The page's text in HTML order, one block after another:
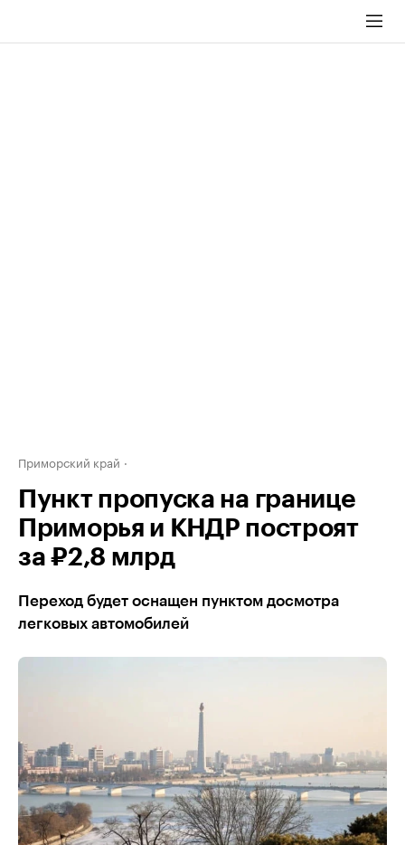
Приморский край
Пункт пропуска на границе
Приморья и КНДР построят
за ₽2,8 млрд
Переход будет оснащен пунктом досмотра
легковых автомобилей